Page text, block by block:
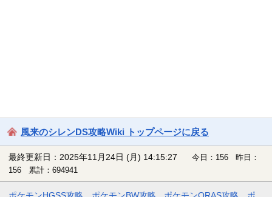
風来のシレンDS攻略Wiki トップページに戻る
最終更新日：2025年11月24日 (月) 14:15:27
今日：156 昨日：
156 累計：694941